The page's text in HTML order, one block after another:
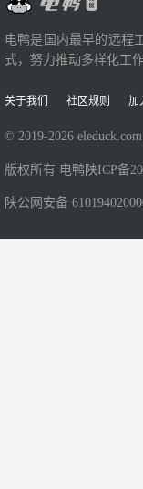
电鸭是国内最早的远程
式，努力推动多样化工
关于我们 社区规则 加
© 2019-2026 eleduck.com
版权所有 电鸭 陕ICP备
陕公网安备